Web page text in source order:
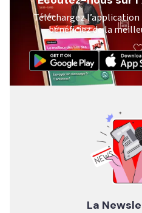
Téléchargez
bénéficiez de la
La